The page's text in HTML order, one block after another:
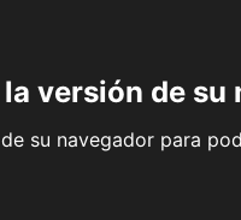
versión de
su navegador para